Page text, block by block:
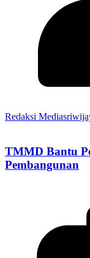
Redaksi
TMMD Bantu
Pembangunan